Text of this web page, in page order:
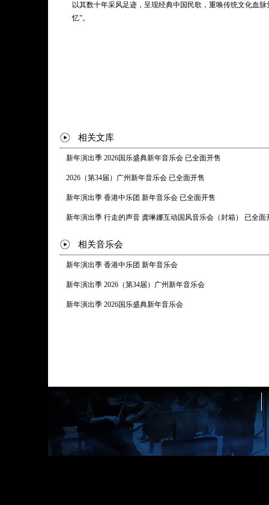
以其数十年采风足迹，呈现经典中国民歌，重唤传统文化血
忆”。
相关文库
新年演出季 2026国乐盛典新年音乐会 已全面开售
2026（第34届）广州新年音乐会 已全面开售
新年演出季 香港中乐团 新年音乐会 已全面开售
新年演出季 行走的声音 龚琳娜互动国风音乐会（封箱） 已全面
相关音乐会
新年演出季 香港中乐团 新年音乐会
新年演出季 2026（第34届）广州新年音乐会
新年演出季 2026国乐盛典新年音乐会